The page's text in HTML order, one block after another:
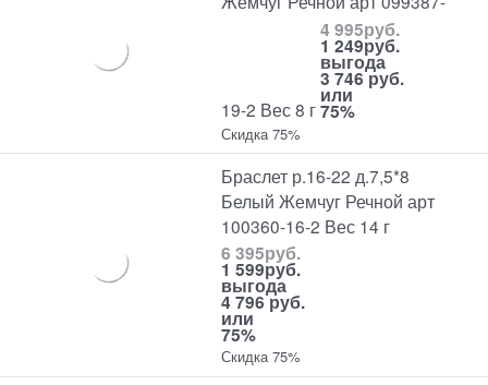
19-2 Вес 8 г
4 995руб.
1 249руб.
выгода
3 746 руб.
или
75%
Скидка 75%
Браслет р.16-22 д.7,5*8
Белый Жемчуг Речной арт
100360-16-2 Вес 14 г
6 395руб.
1 599руб.
выгода
4 796 руб.
или
75%
Скидка 75%